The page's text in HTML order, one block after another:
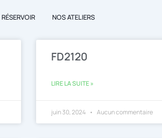
RÉSERVOIR NOS ATELIERS
FD2120
LIRE LA SUITE »
juin 30, 2024 Aucun commentaire